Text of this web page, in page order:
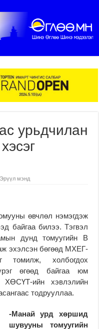
урьдчилан
Эрүүл мэнд
өвчлөл нэмэгдэж
байгаа билээ. Тэгвэл
дунд томуугийн В
эхэлсэн бөгөөд МХЕГ-
холбогдох
өгөөд байгаа юм
ийн хэвлэлийн
тодрууллаа.
-Манай урд хөршид
шувууны томуугийн